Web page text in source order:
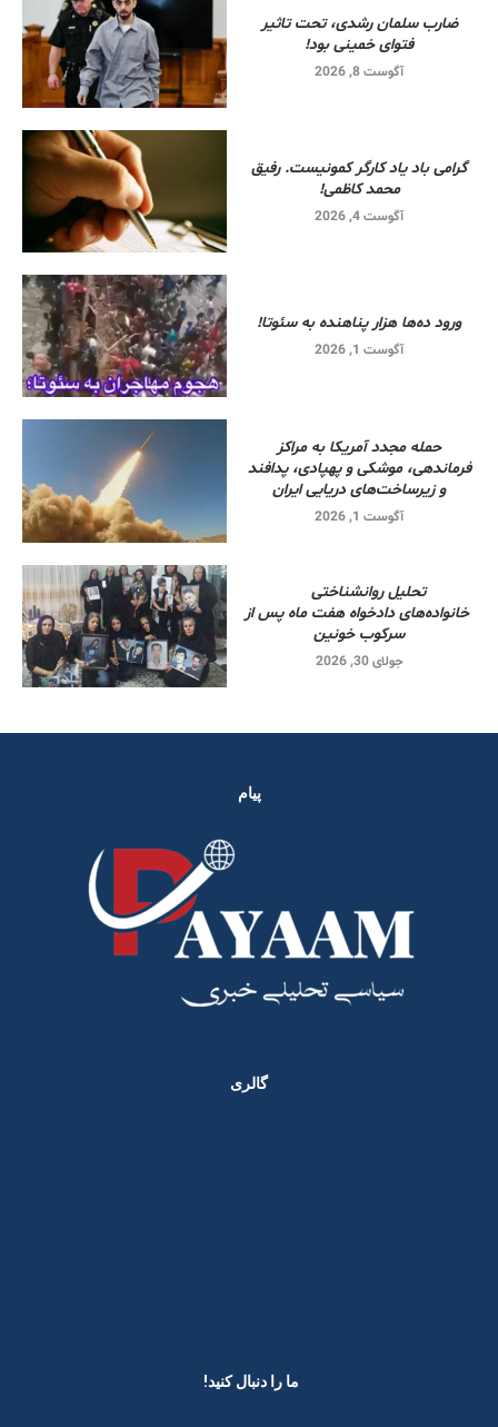
ضارب سلمان رشدی، تحت تاثیر
فتوای خمینی بود!
آگوست 8, 2026
گرامی باد یاد کارگر کمونیست. رفیق
محمد کاظمی!
آگوست 4, 2026
ورود ده‌ها هزار پناهنده به سئوتا!
آگوست 1, 2026
حمله مجدد آمریکا به مراکز
فرماندهی، موشکی و پهپادی، پدافند
و زیرساخت‌های دریایی ایران
آگوست 1, 2026
تحلیل روانشناختی
خانواده‌های دادخواه هفت ماه پس از
سرکوب خونین
جولای 30, 2026
پیام
گالری
ما را دنبال کنید! ​